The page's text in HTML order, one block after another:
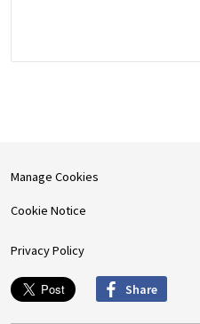
Manage Cookies
Cookie Notice
Privacy Policy
Share